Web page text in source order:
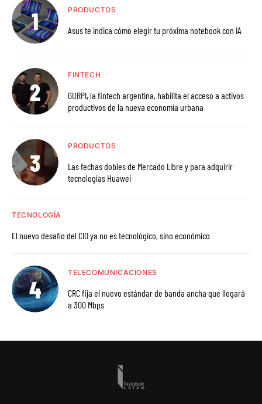
PRODUCTOS
Asus te indica cómo elegir tu próxima notebook con IA
FINTECH
GURPI, la fintech argentina, habilita el acceso a activos
productivos de la nueva economía urbana
PRODUCTOS
Las fechas dobles de Mercado Libre y para adquirir
tecnologías Huawei
TECNOLOGÍA
El nuevo desafío del CIO ya no es tecnológico, sino económico
TELECOMUNICACIONES
CRC fija el nuevo estándar de banda ancha que llegará
a 300 Mbps